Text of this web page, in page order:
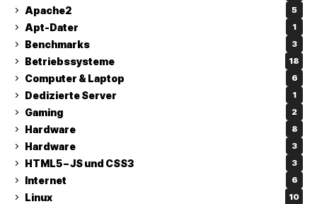
Apache2 5
Apt-Dater 1
Benchmarks 3
Betriebssysteme 18
Computer & Laptop 6
Dedizierte Server 1
Gaming 2
Hardware 8
Hardware 3
HTML5 – JS und CSS3 3
Internet 6
Linux 10